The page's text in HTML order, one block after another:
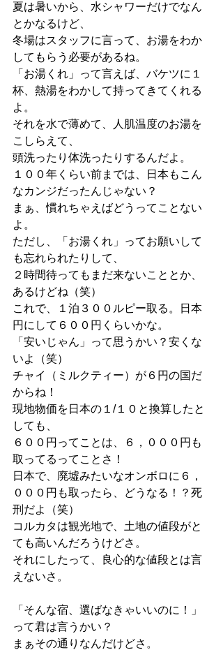
夏は暑いから、水シャワーだけでなん
とかなるけど、
冬場はスタッフに言って、お湯をわか
してもらう必要があるね。
「お湯くれ」って言えば、バケツに１
杯、熱湯をわかして持ってきてくれる
よ。
それを水で薄めて、人肌温度のお湯を
こしらえて、
頭洗ったり体洗ったりするんだよ。
１００年くらい前までは、日本もこん
なカンジだったんじゃない？
まぁ、慣れちゃえばどうってことない
よ。
ただし、「お湯くれ」ってお願いして
も忘れられたりして、
２時間待ってもまだ来ないこととか、
あるけどね（笑）
これで、１泊３００ルピー取る。日本
円にして６００円くらいかな。
「安いじゃん」って思うかい？安くな
いよ（笑）
チャイ（ミルクティー）が６円の国だ
からね！
現地物価を日本の１/１０と換算したと
しても、
６００円ってことは、６，０００円も
取ってるってことさ！
日本で、廃墟みたいなオンボロに６，
０００円も取ったら、どうなる！？死
刑だよ（笑）
コルカタは観光地で、土地の値段がと
ても高いんだろうけどさ。
それにしたって、良心的な値段とは言
えないさ。
「そんな宿、選ばなきゃいいのに！」
って君は言うかい？
まぁその通りなんだけどさ。